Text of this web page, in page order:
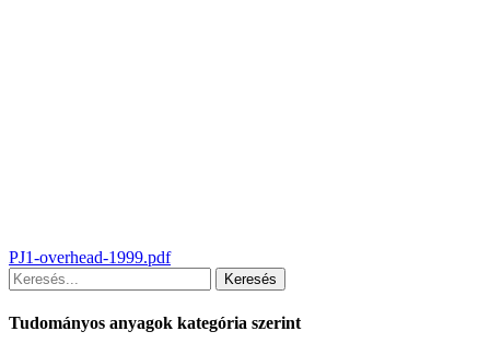
PJ1-overhead-1999.pdf
Keresés
Tudományos anyagok kategória szerint